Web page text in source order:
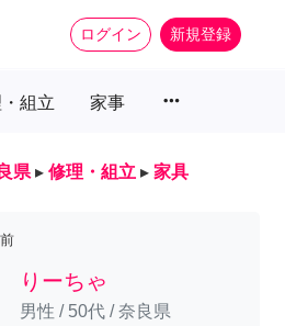
ログイン 新規登録
組立 家事 more_horiz
県 ▸ 修理・組立 ▸ 家具
りーちゃ
男性 / 50代/奈良県